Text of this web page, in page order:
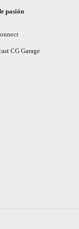
pasión
CG Garage